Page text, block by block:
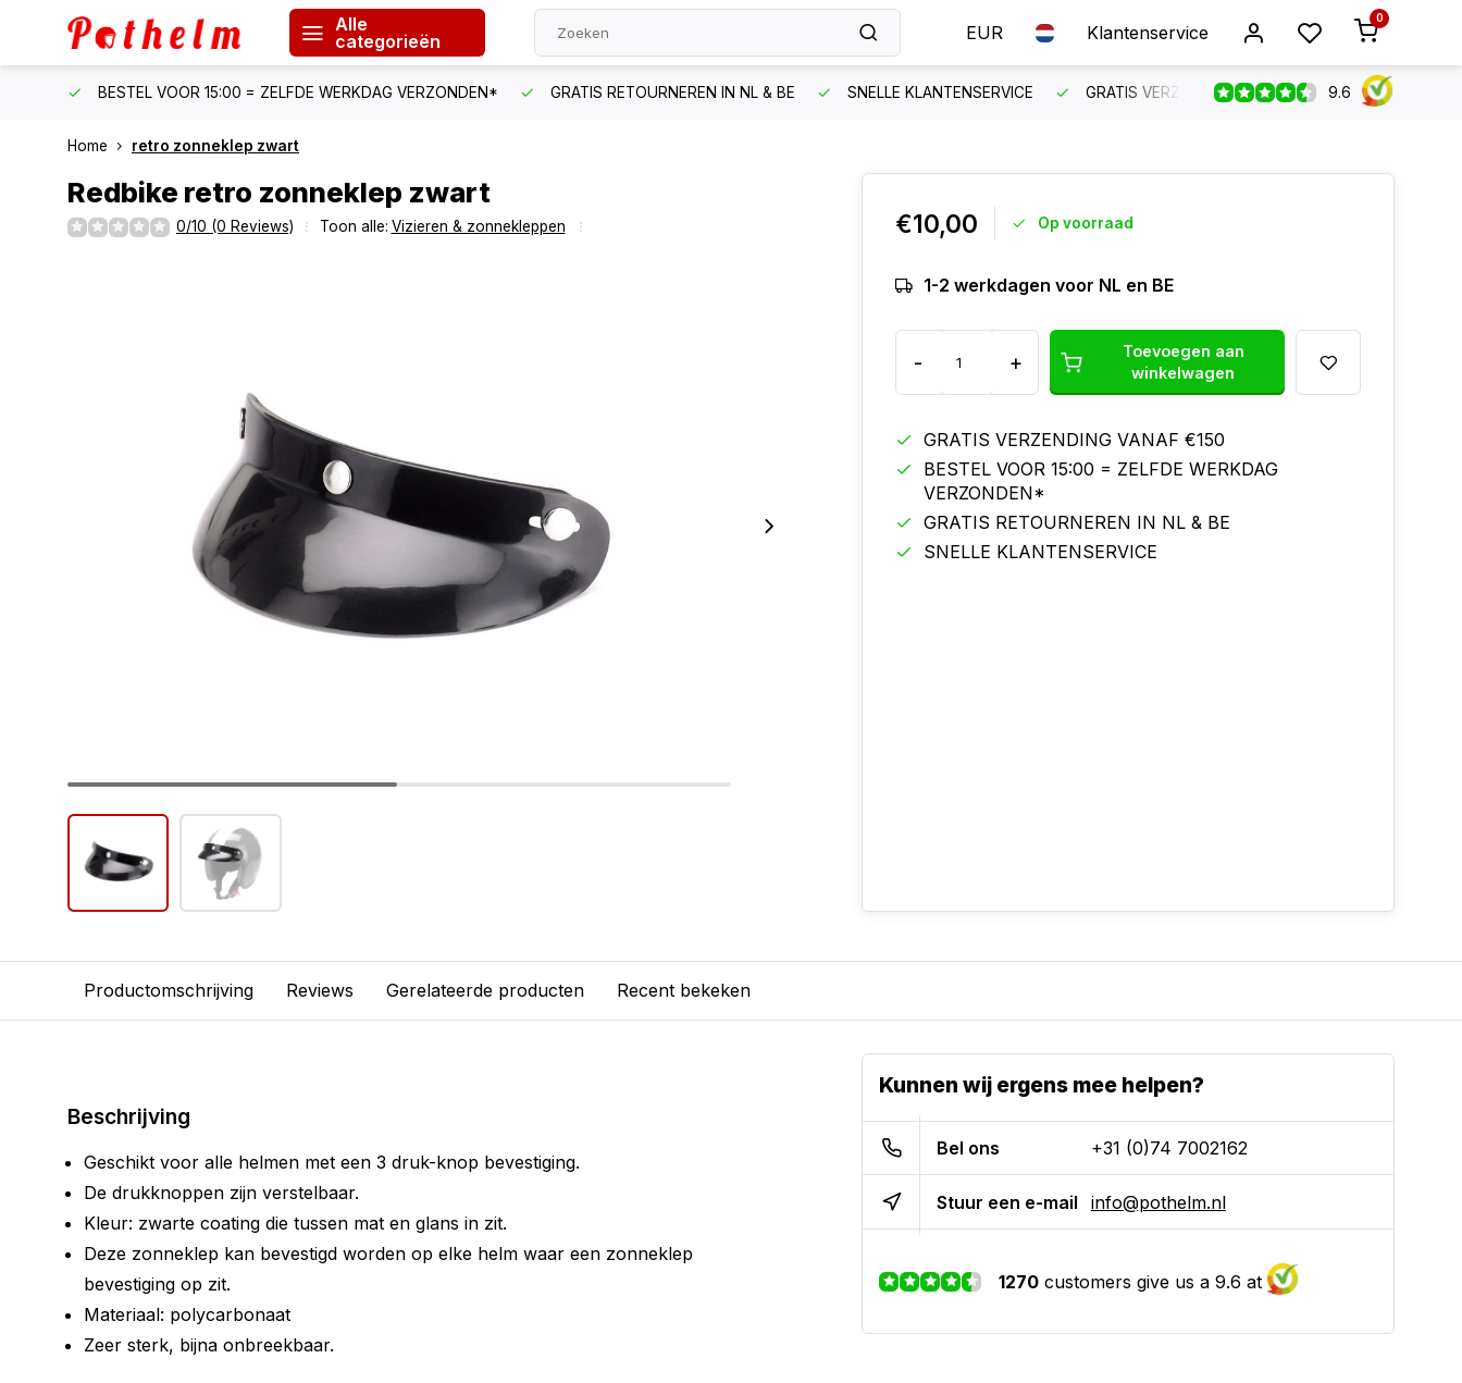
Alle
categorieën
EUR Klantenservice
0
BESTEL VOOR 15:00 = ZELFDE WERKDAG VERZONDEN* GRATIS RETOURNEREN IN NL & BE SNELLE KLANTENSERVICE GRATIS VERZENDING VANAF €150 BESTEL
9.6
Home retro zonneklep zwart
Redbike retro zonneklep zwart
0/10 (0 Reviews) Toon alle: Vizieren & zonnekleppen €10,00 Op voorraad
1-2 werkdagen voor NL en BE
- +
Toevoegen aan
winkelwagen
GRATIS VERZENDING VANAF €150
BESTEL VOOR 15:00 = ZELFDE WERKDAG
VERZONDEN*
GRATIS RETOURNEREN IN NL & BE
SNELLE KLANTENSERVICE
Productomschrijving Reviews Gerelateerde producten Recent bekeken
Beschrijving
Geschikt voor alle helmen met een 3 druk-knop bevestiging.
De drukknoppen zijn verstelbaar.
Kleur: zwarte coating die tussen mat en glans in zit.
Deze zonneklep kan bevestigd worden op elke helm waar een zonneklep
bevestiging op zit.
Materiaal: polycarbonaat
Zeer sterk, bijna onbreekbaar.
Kunnen wij ergens mee helpen?
Bel ons +31 (0)74 7002162
Stuur een e-mail info@pothelm.nl
1270 customers give us a 9.6 at